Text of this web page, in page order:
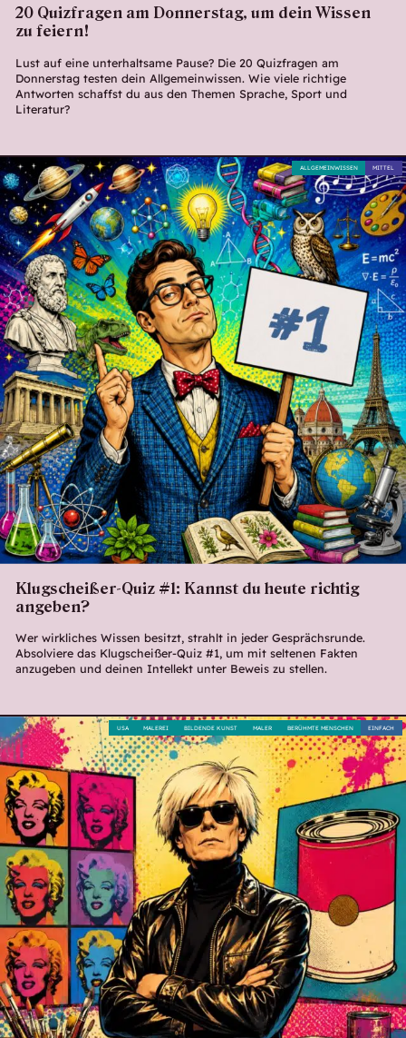
20 Quizfragen am Donnerstag, um dein Wissen
zu feiern!
Lust auf eine unterhaltsame Pause? Die 20 Quizfragen am
Donnerstag testen dein Allgemeinwissen. Wie viele richtige
Antworten schaffst du aus den Themen Sprache, Sport und
Literatur?
Klugscheißer-Quiz #1: Kannst du heute richtig
angeben?
Wer wirkliches Wissen besitzt, strahlt in jeder Gesprächsrunde.
Absolviere das Klugscheißer-Quiz #1, um mit seltenen Fakten
anzugeben und deinen Intellekt unter Beweis zu stellen.
MITTEL
ALLGEMEINWISSEN
EINFACH
BERÜHMTE MENSCHEN
MALER
BILDENDE KUNST
MALEREI
USA